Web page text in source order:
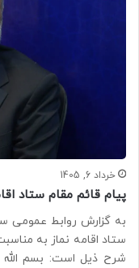
خرداد 6, 1405
پیام قائم مقام ستاد
به گزارش روابط عمومی
ستاد اقامه نماز به
شرح ذیل است: بسم الله